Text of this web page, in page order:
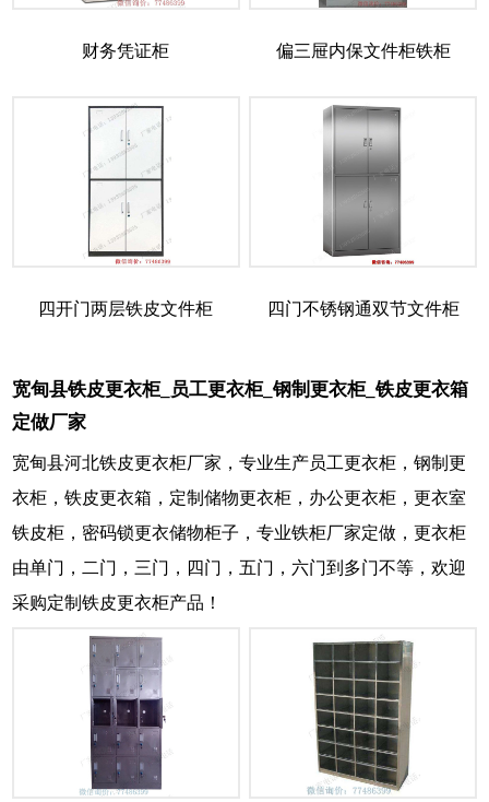
财务凭证柜 偏三屉内保文件柜铁柜
四开门两层铁皮文件柜 四门不锈钢通双节文件柜
宽甸县铁皮更衣柜_员工更衣柜_钢制更衣柜_铁皮更衣箱
定做厂家
宽甸县河北铁皮更衣柜厂家，专业生产员工更衣柜，钢制更
衣柜，铁皮更衣箱，定制储物更衣柜，办公更衣柜，更衣室
铁皮柜，密码锁更衣储物柜子，专业铁柜厂家定做，更衣柜
由单门，二门，三门，四门，五门，六门到多门不等，欢迎
采购定制铁皮更衣柜产品！